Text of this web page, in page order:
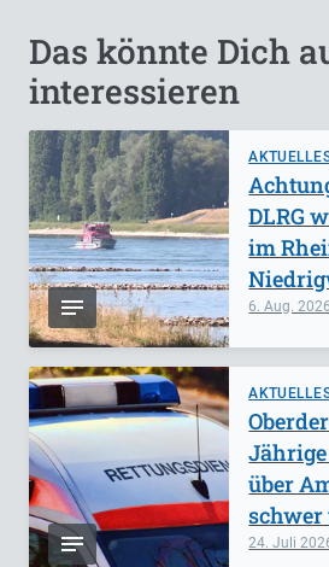
Das könnte Dich
interessieren
6. Aug. 2026
DLRG
im
24. Juli
über